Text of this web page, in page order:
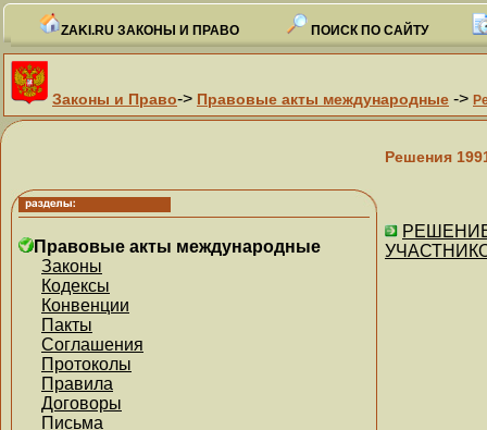
ZAKI.RU ЗАКОНЫ И ПРАВО ПОИСК ПО САЙТУ
Законы и Право-> Правовые акты международные ->
Правовые акты международные
Законы
Кодексы
Конвенции
Пакты
Соглашения
Протоколы
Правила
Договоры
Письма
Решения
РЕШЕНИЕ